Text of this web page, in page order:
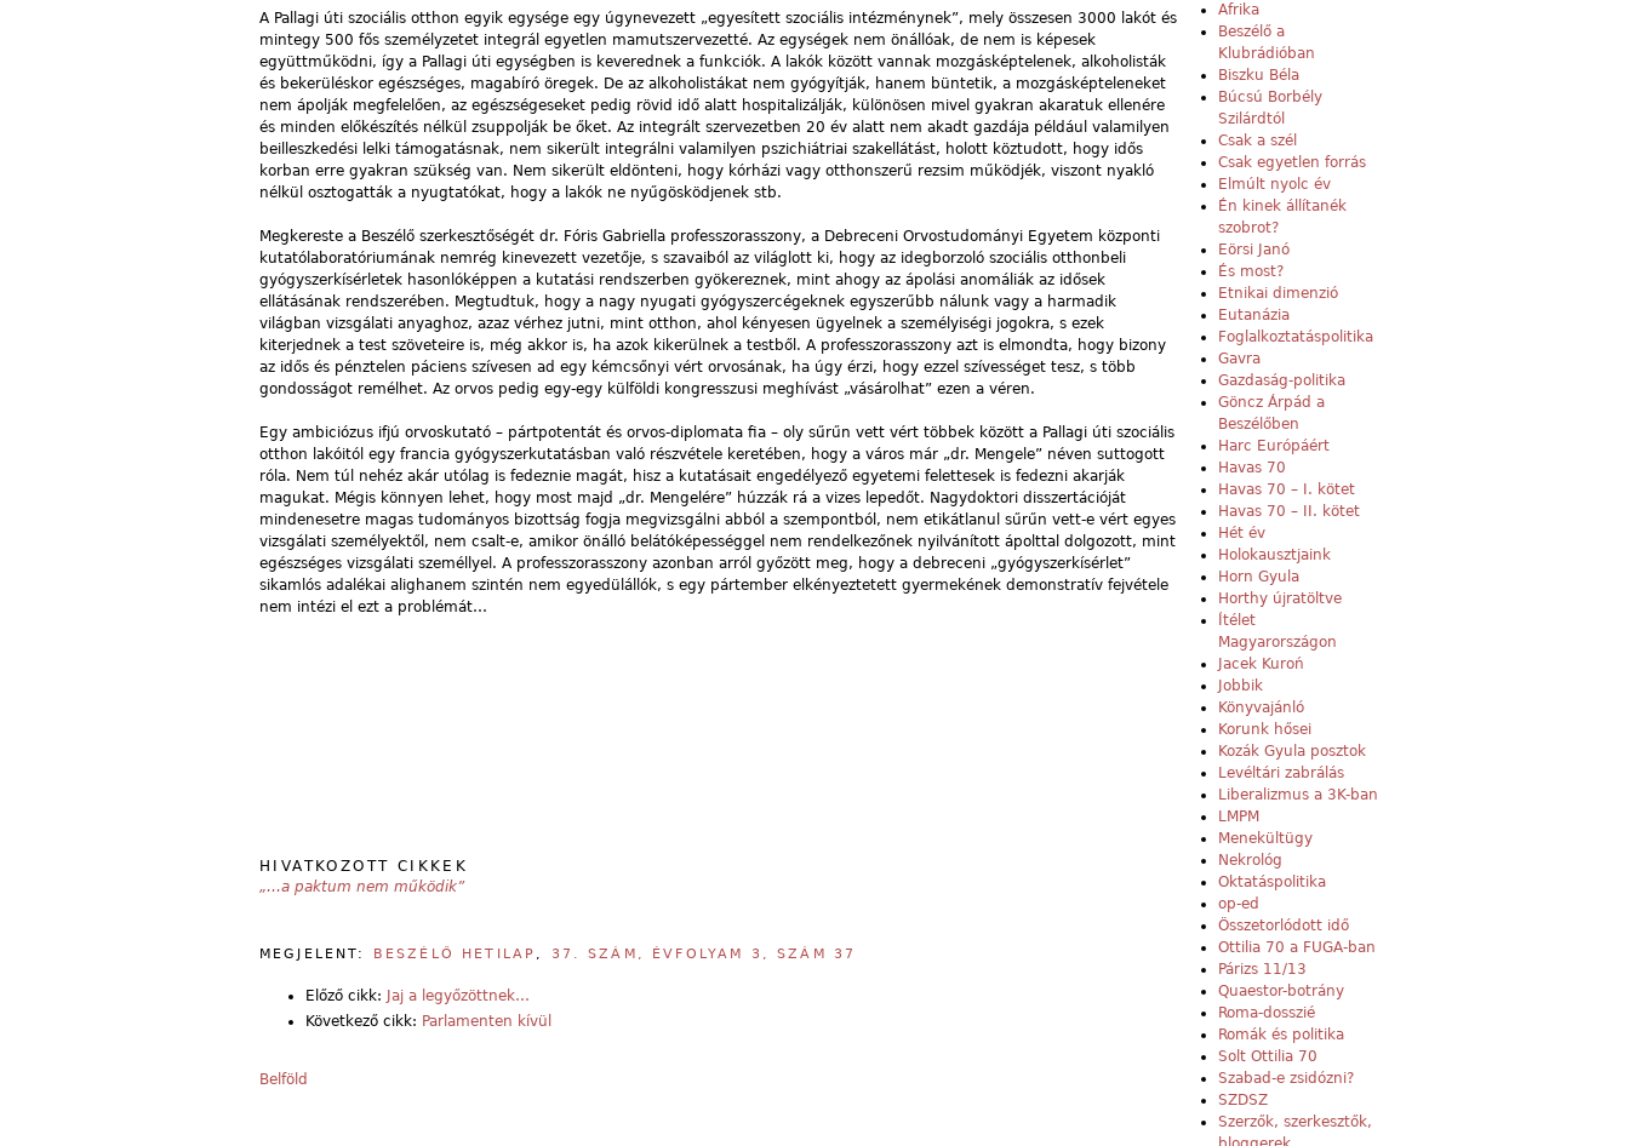
A Pallagi úti szociális otthon egyik egysége egy úgynevezett „egyesített szociális intézménynek”, mely összesen 3000 lakót és
mintegy 500 fős személyzetet integrál egyetlen mamutszervezetté. Az egységek nem önállóak, de nem is képesek
együttműködni, így a Pallagi úti egységben is keverednek a funkciók. A lakók között vannak mozgásképtelenek, alkoholisták
és bekerüléskor egészséges, magabíró öregek. De az alkoholistákat nem gyógyítják, hanem büntetik, a mozgásképteleneket
nem ápolják megfelelően, az egészségeseket pedig rövid idő alatt hospitalizálják, különösen mivel gyakran akaratuk ellenére
és minden előkészítés nélkül zsuppolják be őket. Az integrált szervezetben 20 év alatt nem akadt gazdája például valamilyen
beilleszkedési lelki támogatásnak, nem sikerült integrálni valamilyen pszichiátriai szakellátást, holott köztudott, hogy idős
korban erre gyakran szükség van. Nem sikerült eldönteni, hogy kórházi vagy otthonszerű rezsim működjék, viszont nyakló
nélkül osztogatták a nyugtatókat, hogy a lakók ne nyűgösködjenek stb.
Megkereste a Beszélő szerkesztőségét dr. Fóris Gabriella professzorasszony, a Debreceni Orvostudományi Egyetem központi
kutatólaboratóriumának nemrég kinevezett vezetője, s szavaiból az világlott ki, hogy az idegborzoló szociális otthonbeli
gyógyszerkísérletek hasonlóképpen a kutatási rendszerben gyökereznek, mint ahogy az ápolási anomáliák az idősek
ellátásának rendszerében. Megtudtuk, hogy a nagy nyugati gyógyszercégeknek egyszerűbb nálunk vagy a harmadik
világban vizsgálati anyaghoz, azaz vérhez jutni, mint otthon, ahol kényesen ügyelnek a személyiségi jogokra, s ezek
kiterjednek a test szöveteire is, még akkor is, ha azok kikerülnek a testből. A professzorasszony azt is elmondta, hogy bizony
az idős és pénztelen páciens szívesen ad egy kémcsőnyi vért orvosának, ha úgy érzi, hogy ezzel szívességet tesz, s több
gondosságot remélhet. Az orvos pedig egy-egy külföldi kongresszusi meghívást „vásárolhat” ezen a véren.
Egy ambiciózus ifjú orvoskutató – pártpotentát és orvos-diplomata fia – oly sűrűn vett vért többek között a Pallagi úti szociális
otthon lakóitól egy francia gyógyszerkutatásban való részvétele keretében, hogy a város már „dr. Mengele” néven suttogott
róla. Nem túl nehéz akár utólag is fedeznie magát, hisz a kutatásait engedélyező egyetemi felettesek is fedezni akarják
magukat. Mégis könnyen lehet, hogy most majd „dr. Mengelére” húzzák rá a vizes lepedőt. Nagydoktori disszertációját
mindenesetre magas tudományos bizottság fogja megvizsgálni abból a szempontból, nem etikátlanul sűrűn vett-e vért egyes
vizsgálati személyektől, nem csalt-e, amikor önálló belátóképességgel nem rendelkezőnek nyilvánított ápolttal dolgozott, mint
egészséges vizsgálati személlyel. A professzorasszony azonban arról győzött meg, hogy a debreceni „gyógyszerkísérlet”
sikamlós adalékai alighanem szintén nem egyedülállók, s egy pártember elkényeztetett gyermekének demonstratív fejvétele
nem intézi el ezt a problémát…
HIVATKOZOTT CIKKEK
„…a paktum nem működik”
MEGJELENT: BESZÉLŐ HETILAP 37. SZÁM, ÉVFOLYAM 3, SZÁM 37
Előző cikk: Jaj a legyőzöttnek…
Következő cikk: Parlamenten kívül
Belföld
Afrika
Beszélő a
Klubrádióban
Biszku Béla
Búcsú Borbély
Szilárdtól
Csak a szél
Csak egyetlen forrás
Elmúlt nyolc év
Én kinek állítanék
szobrot?
Eörsi Janó
És most?
Etnikai dimenzió
Eutanázia
Foglalkoztatáspolitika
Gavra
Gazdaság-politika
Göncz Árpád a
Beszélőben
Harc Európáért
Havas 70
Havas 70 – I. kötet
Havas 70 – II. kötet
Hét év
Holokausztjaink
Horn Gyula
Horthy újratöltve
Ítélet
Magyarországon
Jacek Kuroń
Jobbik
Könyvajánló
Korunk hősei
Kozák Gyula posztok
Levéltári zabrálás
Liberalizmus a 3K-ban
LMPM
Menekültügy
Nekrológ
Oktatáspolitika
op-ed
Összetorlódott idő
Ottilia 70 a FUGA-ban
Párizs 11/13
Quaestor-botrány
Roma-dosszié
Romák és politika
Solt Ottilia 70
Szabad-e zsidózni?
SZDSZ
Szerzők, szerkesztők,